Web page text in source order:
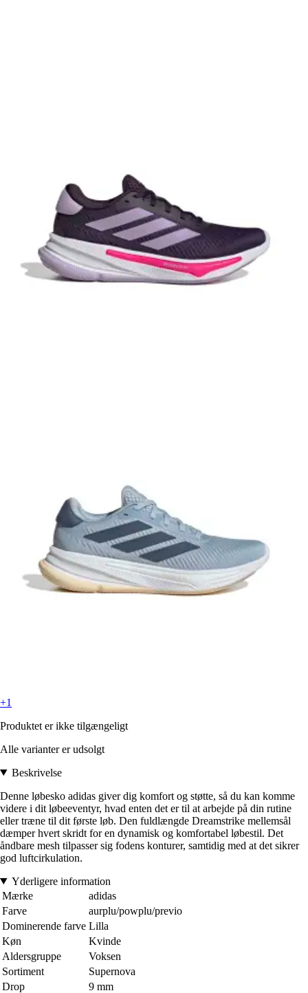
+1
Produktet er ikke tilgængeligt
Alle varianter er udsolgt
Beskrivelse
Denne løbesko adidas giver dig komfort og støtte, så du kan komme
videre i dit løbeeventyr, hvad enten det er til at arbejde på din rutine
eller træne til dit første løb. Den fuldlængde Dreamstrike mellemsål
dæmper hvert skridt for en dynamisk og komfortabel løbestil. Det
åndbare mesh tilpasser sig fodens konturer, samtidig med at det sikrer
god luftcirkulation.
Yderligere information
Mærke
adidas
Farve
aurplu/powplu/previo
Dominerende farve Lilla
Køn
Kvinde
Aldersgruppe
Voksen
Sortiment
Supernova
Drop
9 mm